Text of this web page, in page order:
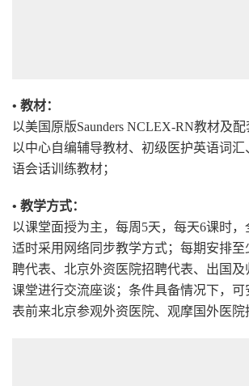
• 教材：
以美国原版Saunders NCLEX-RN教材及
以中心自编辅导教材、初级医护英语词汇
语会话训练教材；
• 教学方式：
以课堂面授为主，每周5天，每天6课时，
适时采用网络同步教学方式；每期安排至
聘代表、北京外资医院招聘代表、出国及
课堂进行交流座谈；条件具备情况下，
表前来北京参观外资医院、观摩国外医院